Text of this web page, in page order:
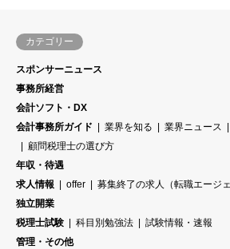
カテゴリー
スポンサーニュース
事務所経営
会計ソフト・DX
会計事務所ガイド
業界を知る 業界ニュース
顧問税理士の選び方
年収・待遇
求人情報
offer
募集終了の求人（転職エージ
独立開業
税理士試験
科目別勉強法
試験情報・速報
管理・その他